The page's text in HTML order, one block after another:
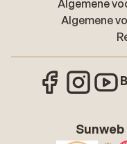
Algemene
Algemene